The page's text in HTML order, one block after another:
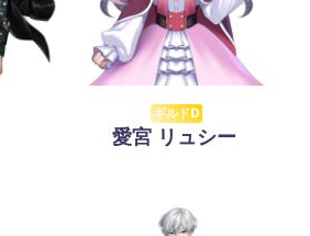
ギルドD
愛宮 リュシー